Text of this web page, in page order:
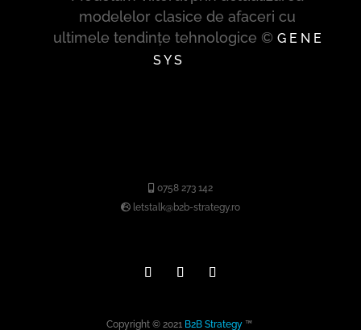
modelelor clasice de afaceri cu
ultimele tendințe tehnologice ©G E N E
S Y S
0758 273 142
letstalk@b2b-strategy.ro
Copyright © 2021 B2B Strategy™